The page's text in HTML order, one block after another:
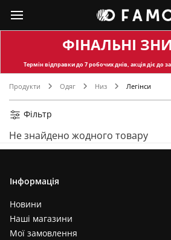
ФІНАЛЬНІ
Термін відправкидо 7 робочих днів, акція діє до
Продукти Одяг Низ Легінси
Фільтр
Не знайдено жодного товару
Інформація
Новини
Наші магазини
Мої замовлення